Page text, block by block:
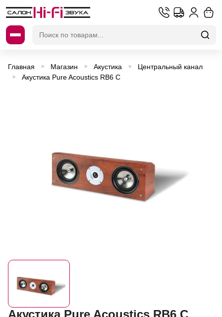
Главная » Магазин » Акустика » Центральный канал
» Акустика Pure Acoustics RB6 C
Акустика Pure Acoustics RB6 C